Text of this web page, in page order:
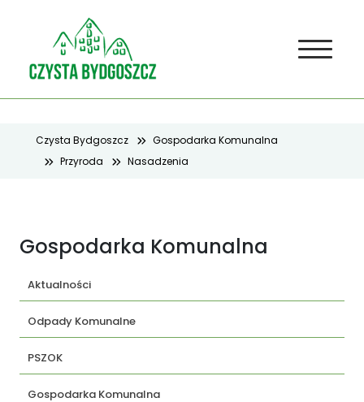
Czysta Bydgoszcz
Gospodarka Komunalna
Przyroda
Nasadzenia
Gospodarka Komunalna
Aktualności
Odpady Komunalne
PSZOK
Gospodarka Komunalna